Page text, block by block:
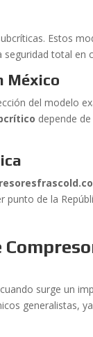
Estos
total en
México
del modelo
depende
de la
surge un
generalistas,